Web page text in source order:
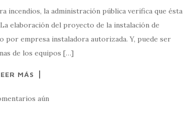
incendios, la administración pública verifica que ésta
elaboración del proyecto de la instalación de
empresa instaladora autorizada. Y, puede ser
de los equipos […]
MÁS
aún